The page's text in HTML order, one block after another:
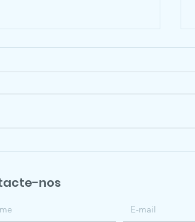
The heaviest bony fish in
giant sunfish Mola
1839)
nos